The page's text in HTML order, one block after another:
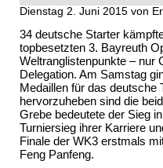
Dienstag 2. Juni 2015 von
34 deutsche Starter
topbesetzten 3. Bayreuth
Weltranglistenpunkte – nur
Delegation. Am Samstag
Medaillen für das deutsche
hervorzuheben sind die
Grebe bedeutete der Sieg
Turniersieg ihrer Karriere
Finale der WK3 erstmals
Feng Panfeng.